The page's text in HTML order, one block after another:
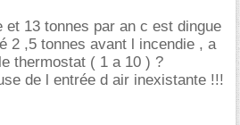
13 tonnes par an c est dingue
2 ,5 tonnes avant l incendie , a
thermostat ( 1 a 10 ) ?
de l entrée d air inexistante !!!